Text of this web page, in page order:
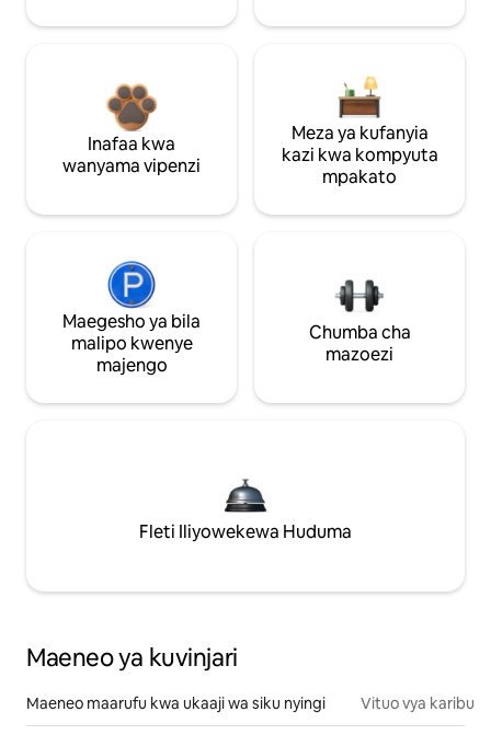
Inafaa kwa
wanyama vipenzi
Meza ya kufanyia
kazi kwa kompyuta
mpakato
Maegesho ya bila
malipo kwenye
majengo
Chumba cha
mazoezi
Fleti Iliyowekewa Huduma
Maeneo ya kuvinjari
Maeneo maarufu kwa ukaaji wa siku nyingi Vituo vya karibu